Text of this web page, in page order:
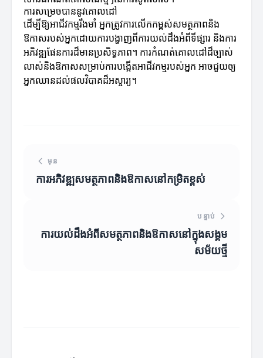
ការសម្រេចបាននូវគោលដៅ
ដើម្បីឱ្យអាជីវកម្មរឹងមាំ អ្នកត្រូវការលើកកម្ពស់សមត្ថភាពនិង
ឱកាសរបស់អ្នកដោយការបង្ហាញពីការយល់ដឹងអំពីទីផ្សារ និងការ
អភិវឌ្ឍផែនការដ៏មានប្រសិទ្ធភាព។ ការកំណត់គោលដៅដ៏ច្បាស់
លាស់និងឱកាសសម្រាប់ការបង្កើតអាជីវកម្មរបស់អ្នក អាចជួយឲ្យ
អ្នកឈានដល់ផលវិបាគដ៏អស្ចារ្យ។
មុន
ការអភិវឌ្ឍសមត្ថភាពនិងឱកាសនៅកម្រិតខ្ពស់
បន្ទាប់
ការយល់ដឹងអំពីសមត្ថភាពនិងឱកាសនៅក្នុងសង្គម
សម័យថ្មី